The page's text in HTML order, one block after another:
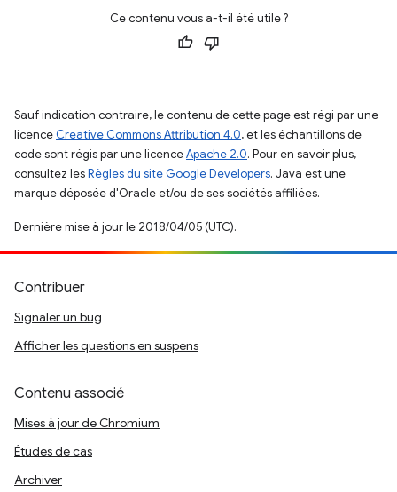
Ce contenu vous a-t-il été utile ?
Sauf indication contraire, le contenu de cette page est régi par une
licence Creative Commons Attribution 4.0, et les échantillons de
code sont régis par une licenceApache 2.0. Pour en savoir plus,
consultez lesRègles du site Google Developers. Java est une
marque déposée d'Oracle et/ou de ses sociétés affiliées.
Dernière mise à jour le 2018/04/05 (UTC).
Contribuer
Signaler un bug
Afficher les questions en suspens
Contenu associé
Mises à jour de Chromium
Études de cas
Archiver